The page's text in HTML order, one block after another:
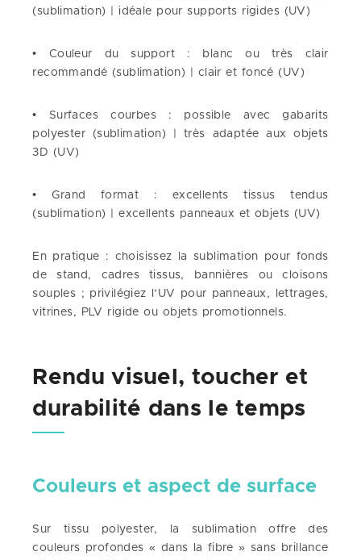
(sublimation) | idéale pour supports rigides (UV)
• Couleur du support : blanc ou très clair
recommandé (sublimation) | clair et foncé (UV)
• Surfaces courbes : possible avec gabarits
polyester (sublimation) | très adaptée aux objets
3D (UV)
• Grand format : excellents tissus tendus
(sublimation) | excellents panneaux et objets (UV)
En pratique : choisissez la sublimation pour fonds
de stand, cadres tissus, bannières ou cloisons
souples ; privilégiez l’UV pour panneaux, lettrages,
vitrines, PLV rigide ou objets promotionnels.
Rendu visuel, toucher et
durabilité dans le temps
Couleurs et aspect de surface
Sur tissu polyester, la sublimation offre des
couleurs profondes « dans la fibre » sans brillance